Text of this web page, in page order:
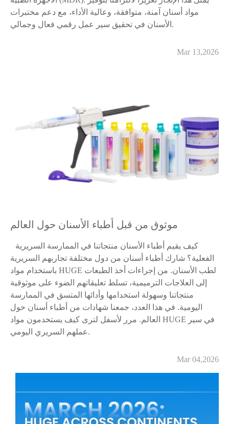
مواد أسنان آمنة، متوافقة، وعالية الأداء، مع دعم مختبرات
الأسنان في تحقيق سير عمل رقمي فعال وجمالي.
Mar 13,2026
موثوق من قبل أطباء الأسنان حول العالم
كيف يقيم أطباء الأسنان منتجاتنا في الممارسة السريرية
الفعلية؟ شارك أطباء أسنان من دول مختلفة تجاربهم السريرية
باستخدام مواد HUGE لطب الأسنان. من إجراءات أخذ الطبعات
إلى العلاجات الترميمية، تسلط تعليقاتهم الضوء على موثوقية
منتجاتنا وسهولة استخدامها وأدائها المتسق في الممارسة
اليومية. في هذا العدد، جمعنا شهادات من أطباء أسنان حول
العالم. مرر لأسفل لترى كيف يستخدمون مواد HUGE في سير
عملهم السريري اليومي.
Mar 04,2026